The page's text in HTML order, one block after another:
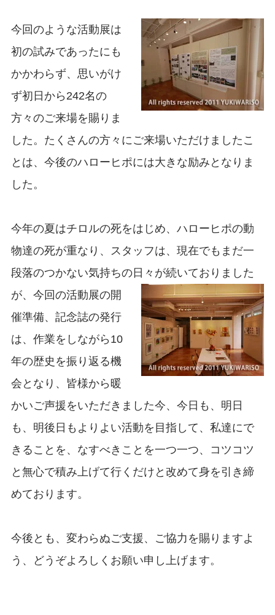
今回のような活動展は
初の試みであったにも
かかわらず、思いがけ
ず初日から242名の
方々のご来場を賜りま
した。たくさんの方々にご来場いただけましたこ
とは、今後のハローヒポには大きな励みとなりま
した。
今年の夏はチロルの死をはじめ、ハローヒポの動
物達の死が重なり、スタッフは、現在でもまだ一
段落のつかない気持ちの日々が続いておりました
が、 今回の活動展の開
催準備、記念誌の発行
は、作業をしながら10
年の歴史を振り返る機
会となり、皆様から暖
かいご声援をいただきました今、今日も、明日
も、明後日もよりよい活動を目指して、私達にで
きることを、なすべきことを一つ一つ、コツコツ
と無心で積み上げて行くだけと改めて身を引き締
めております。
今後とも、変わらぬご支援、ご協力を賜りますよ
う、どうぞよろしくお願い申し上げます。